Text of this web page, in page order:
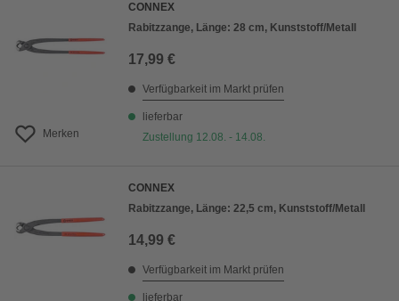
Merken
CONNEX
Rabitzzange, Länge: 28 cm, Kunststoff/Metall
17,99 €
Verfügbarkeit im Markt prüfen
lieferbar
Zustellung 12.08. - 14.08.
CONNEX
Rabitzzange, Länge: 22,5 cm, Kunststoff/Metall
14,99 €
Verfügbarkeit im Markt prüfen
lieferbar